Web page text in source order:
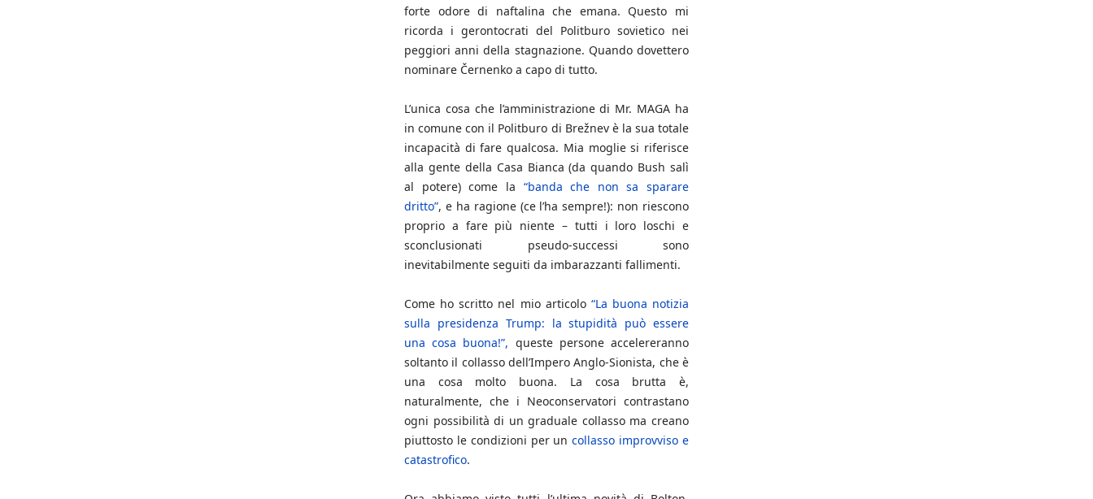
forte odore di naftalina che emana. Questo mi
ricorda i gerontocrati del Politburo sovietico nei
peggiori anni della stagnazione. Quando dovettero
nominare Černenko a capo di tutto.
L’unica cosa che l’amministrazione di Mr. MAGA ha
in comune con il Politburo di Brežnev è la sua totale
incapacità di fare qualcosa. Mia moglie si riferisce
alla gente della Casa Bianca (da quando Bush salì
al potere) come la “banda che non sa sparare
dritto”, e ha ragione (ce l’ha sempre!): non riescono
proprio a fare più niente – tutti i loro loschi e
sconclusionati pseudo-successi sono
inevitabilmente seguiti da imbarazzanti fallimenti.
Come ho scritto nel mio articolo “La buona notizia
sulla presidenza Trump: la stupidità può essere
una cosa buona!”, queste persone accelereranno
soltanto il collasso dell’Impero Anglo-Sionista, che è
una cosa molto buona. La cosa brutta è,
naturalmente, che i Neoconservatori contrastano
ogni possibilità di un graduale collasso ma creano
piuttosto le condizioni per uncollasso improvviso e
catastrofico.